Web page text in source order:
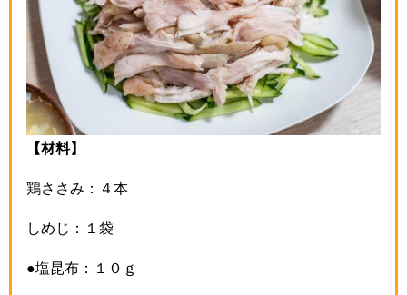
【材料】
鶏ささみ：４本
しめじ：１袋
●塩昆布：１０ｇ